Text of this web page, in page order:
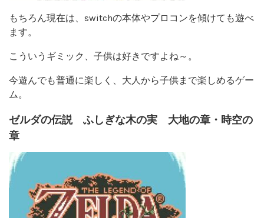
もちろん現在は、switchの本体やプロコンを傾けても遊べ
ます。
こういうギミック、子供は好きですよね～。
今遊んでも普通に楽しく、大人から子供まで楽しめるゲー
ム。
ゼルダの伝説 ふしぎな木の実 大地の章・時空の
章